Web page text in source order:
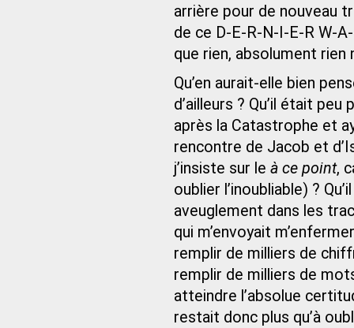
arrière pour de nouveau
de ce D-E-R-N-I-E-R W-
que rien, absolument rien
Qu’en aurait-elle bien
d’ailleurs ? Qu’il était
après la Catastrophe et
rencontre de Jacob et
j’insiste sur le à ce point,
oublier l’inoubliable) ?
aveuglement dans les
qui m’envoyait
remplir de milliers de
remplir de milliers de
atteindre l’absolue
restait donc plus qu’à